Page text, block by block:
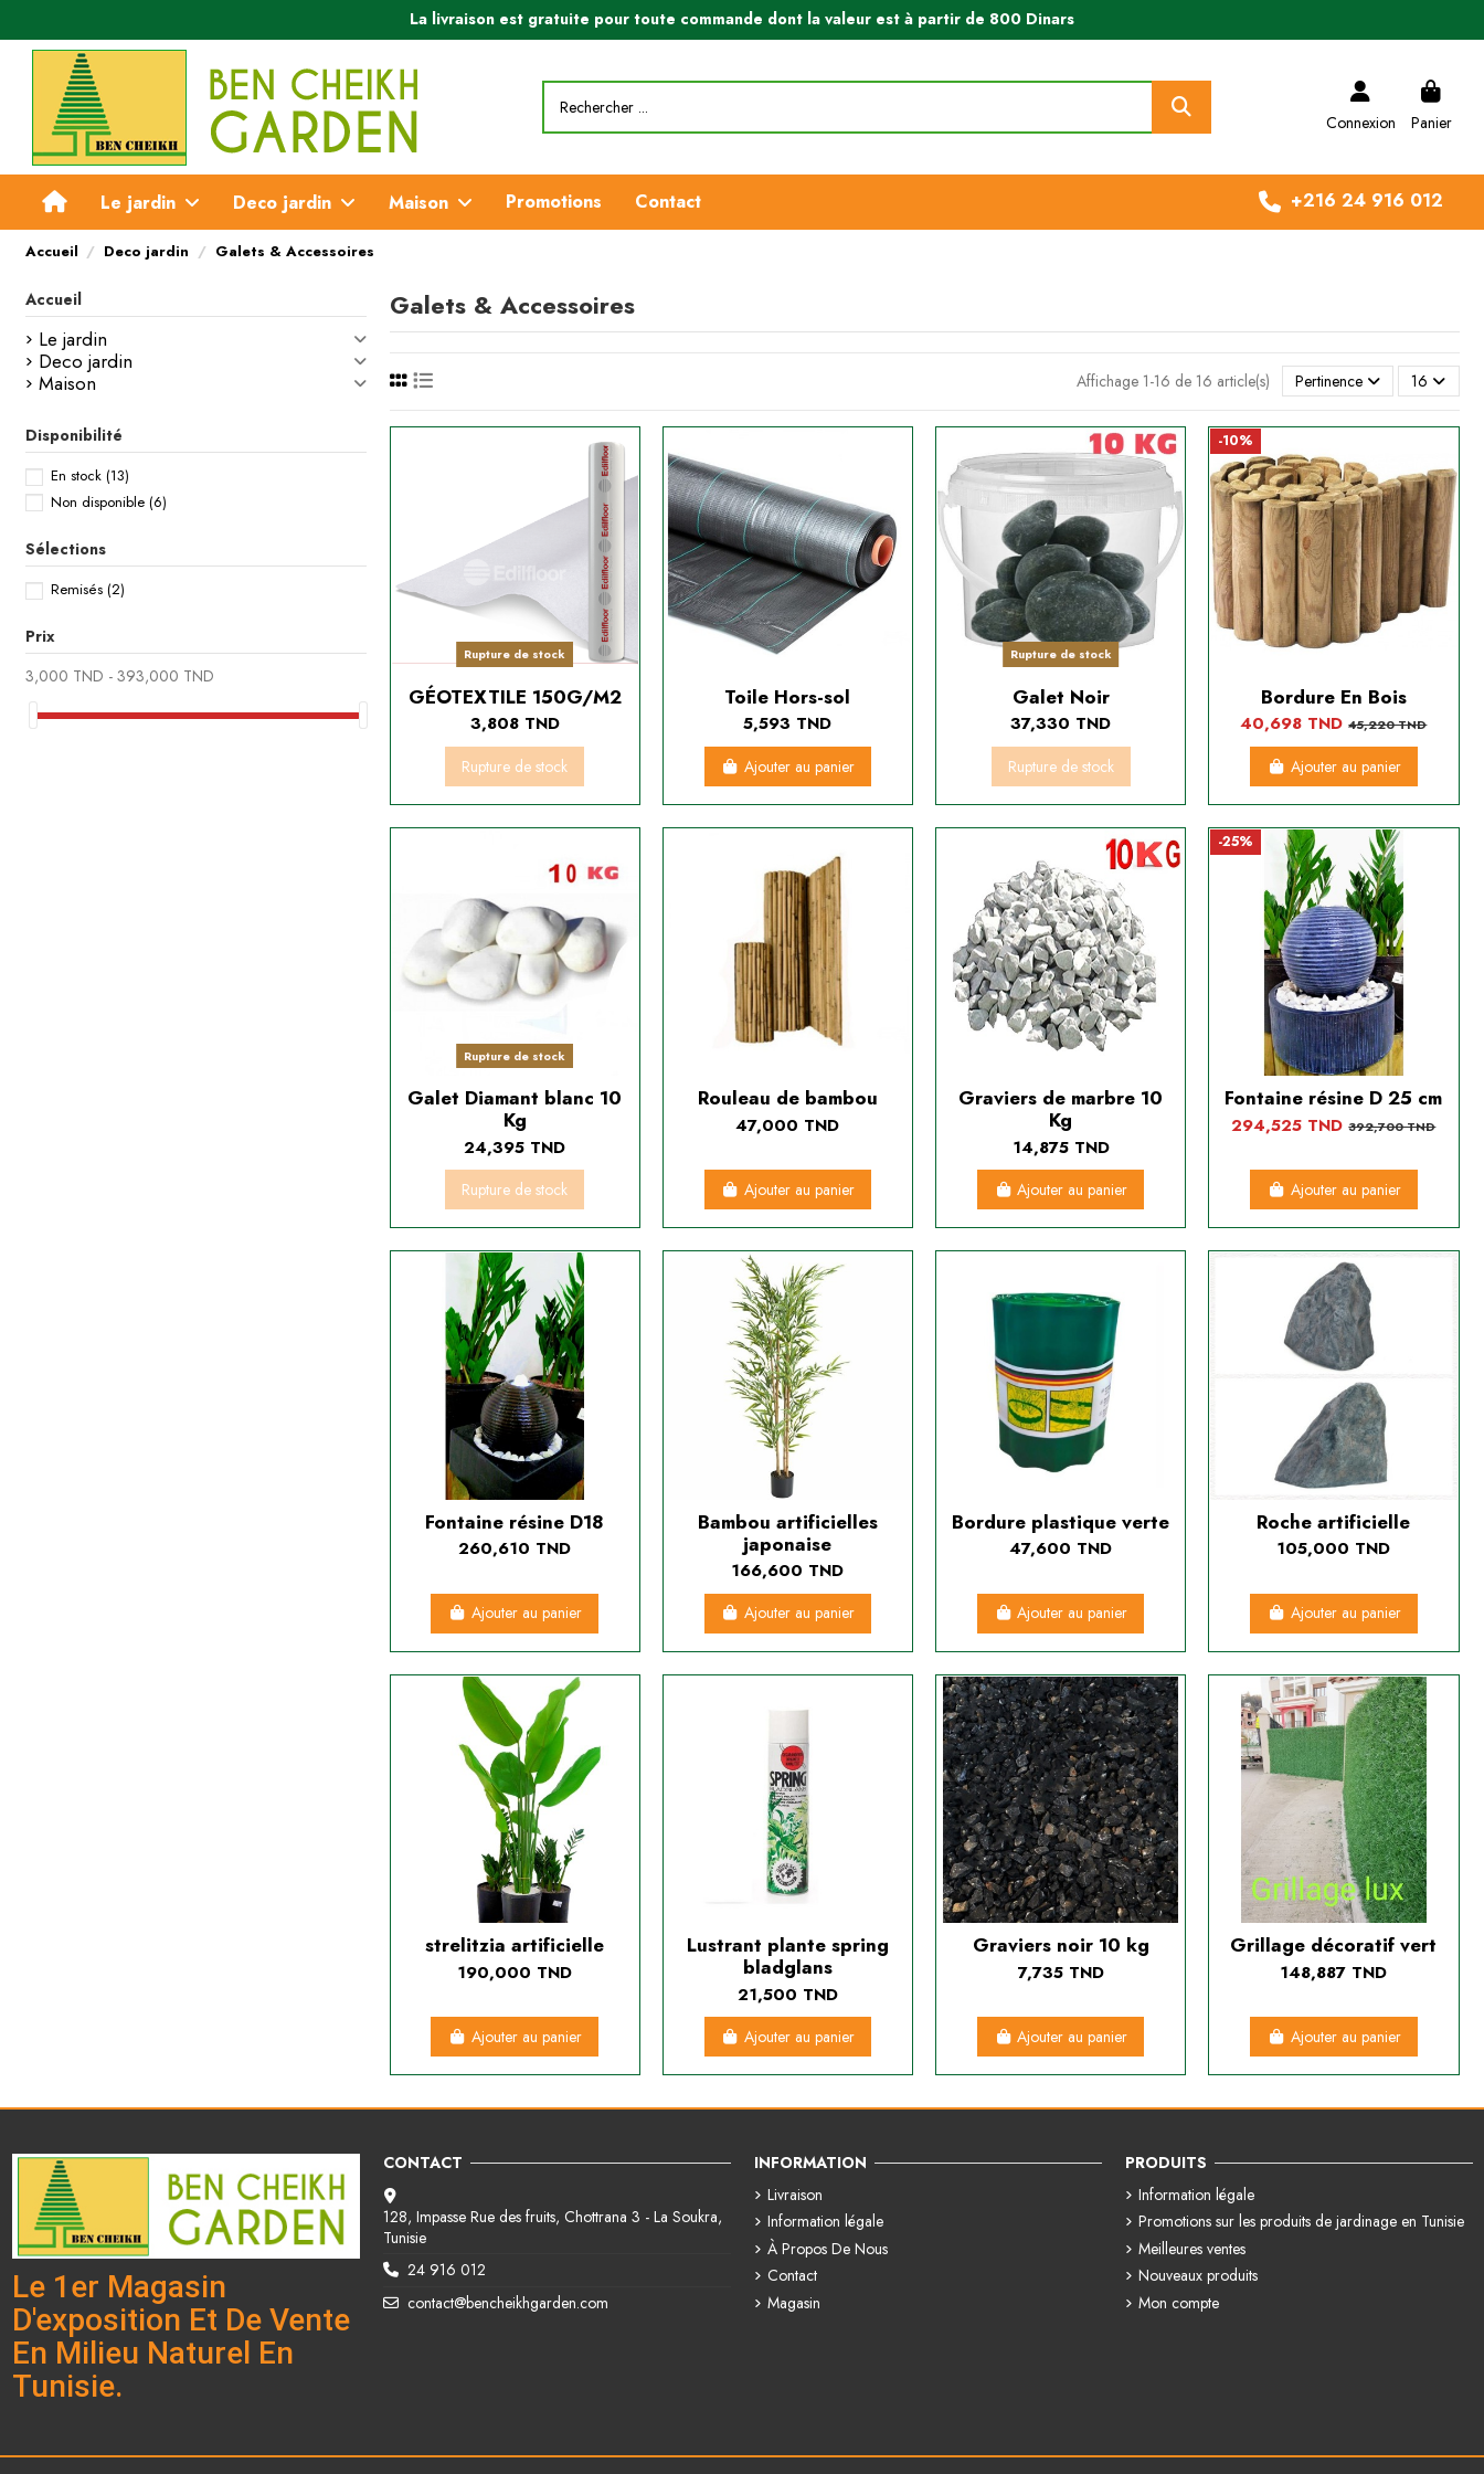
La livraison est gratuite pour toute commande dont la valeur est à partir de 800 Dinars
Connexion Panier
Le jardin Deco jardin Maison Promotions Contact +216 24 916 012
Accueil Deco jardin Galets & Accessoires
Galets & Accessoires
Affichage 1-16 de 16 article(s) Pertinence 16
Rupture de stock
GÉOTEXTILE 150G/M2
3,808 TND
Rupture de stock
Toile Hors-sol
5,593 TND
Ajouter au panier
Rupture de stock
Galet Noir
37,330 TND
Rupture de stock
-10%
Bordure En Bois
40,698 TND45,220 TND
Ajouter au panier
Rupture de stock
Galet Diamant blanc 10
Kg
24,395 TND
Rupture de stock
Rouleau de bambou
47,000 TND
Ajouter au panier
Graviers de marbre 10
Kg
14,875 TND
Ajouter au panier
-25%
Fontaine résine D 25 cm
294,525 TND392,700 TND
Ajouter au panier
Fontaine résine D18
260,610 TND
Ajouter au panier
Bambou artificielles
japonaise
166,600 TND
Ajouter au panier
Bordure plastique verte
47,600 TND
Ajouter au panier
Roche artificielle
105,000 TND
Ajouter au panier
strelitzia artificielle
190,000 TND
Ajouter au panier
Lustrant plante spring
bladglans
21,500 TND
Ajouter au panier
Graviers noir 10 kg
7,735 TND
Ajouter au panier
Grillage décoratif vert
148,887 TND
Ajouter au panier
Accueil
Le jardin
Deco jardin
Maison
Disponibilité
En stock (13)
Non disponible (6)
Sélections
Remisés (2)
Prix
3,000 TND - 393,000 TND
Le 1er Magasin
D'exposition Et De Vente
En Milieu Naturel En
Tunisie.
CONTACT
128, Impasse Rue des fruits, Chottrana 3 - La Soukra,
Tunisie
24 916 012
contact@bencheikhgarden.com
INFORMATION
Livraison
Information légale
À Propos De Nous
Contact
Magasin
PRODUITS
Information légale
Promotions sur les produits de jardinage en Tunisie
Meilleures ventes
Nouveaux produits
Mon compte